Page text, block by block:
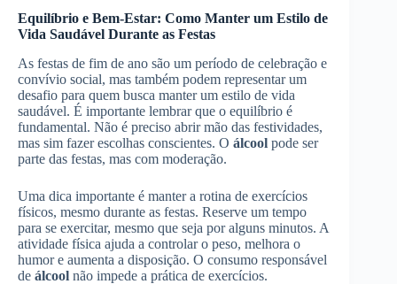
Equilíbrio e Bem-Estar: Como Manter um Estilo de
Vida Saudável Durante as Festas
As festas de fim de ano são um período de celebração e
convívio social, mas também podem representar um
desafio para quem busca manter um estilo de vida
saudável. É importante lembrar que o equilíbrio é
fundamental. Não é preciso abrir mão das festividades,
mas sim fazer escolhas conscientes. O álcool pode ser
parte das festas, mas com moderação.
Uma dica importante é manter a rotina de exercícios
físicos, mesmo durante as festas. Reserve um tempo
para se exercitar, mesmo que seja por alguns minutos. A
atividade física ajuda a controlar o peso, melhora o
humor e aumenta a disposição. O consumo responsável
de álcool não impede a prática de exercícios.